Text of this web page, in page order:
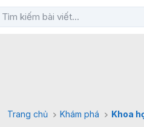
Trang chủ Khám phá Khoa